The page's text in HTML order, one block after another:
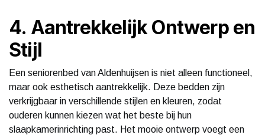
4. Aantrekkelijk Ontwerp en
Stijl
Een seniorenbed van Aldenhuijsen is niet alleen functioneel,
maar ook esthetisch aantrekkelijk. Deze bedden zijn
verkrijgbaar in verschillende stijlen en kleuren, zodat
ouderen kunnen kiezen wat het beste bij hun
slaapkamerinrichting past. Het mooie ontwerp voegt een